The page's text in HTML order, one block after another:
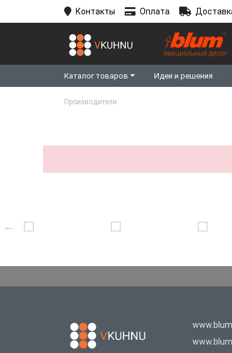
Контакты Оплата
ОФИЦИАЛЬНЫЙ ДИЛЕР
Каталог товаров Идеи и решения
Производители